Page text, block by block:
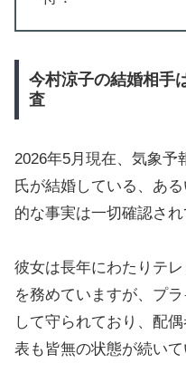
今村涼子の結婚相手
査
2026年5月現在、気象予
氏が結婚している、あ
的な事実は一切確認され
彼女は長年にわたりテ
を務めていますが、プ
して守られており、配
表も皆無の状態が続いて